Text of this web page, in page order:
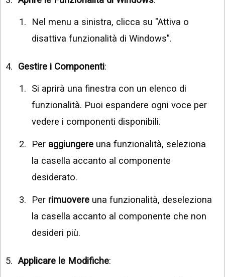
Nel menu a sinistra, clicca su "Attiva o
disattiva funzionalità di Windows".
Gestire i Componenti:
Si aprirà una finestra con un elenco di
funzionalità. Puoi espandere ogni voce per
vedere i componenti disponibili.
Per aggiungere una funzionalità, seleziona
la casella accanto al componente
desiderato.
Per rimuovere una funzionalità, deseleziona
la casella accanto al componente che non
desideri più.
Applicare le Modifiche: